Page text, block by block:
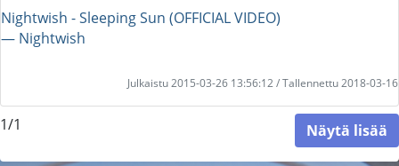
Nightwish - Sleeping Sun (OFFICIAL VIDEO)
― Nightwish
Julkaistu 2015-03-26 13:56:12 / Tallennettu 2018-03-16
1/1 Näytä lisää